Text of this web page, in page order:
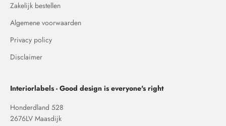
Zakelijk bestellen
Algemene voorwaarden
Privacy policy
Disclaimer
Interiorlabels - Good design is everyone's right
Honderdland 528
2676LV Maasdijk